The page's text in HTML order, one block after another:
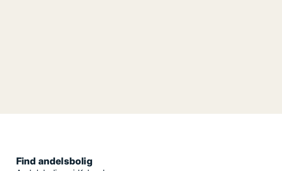
Find andelsbolig